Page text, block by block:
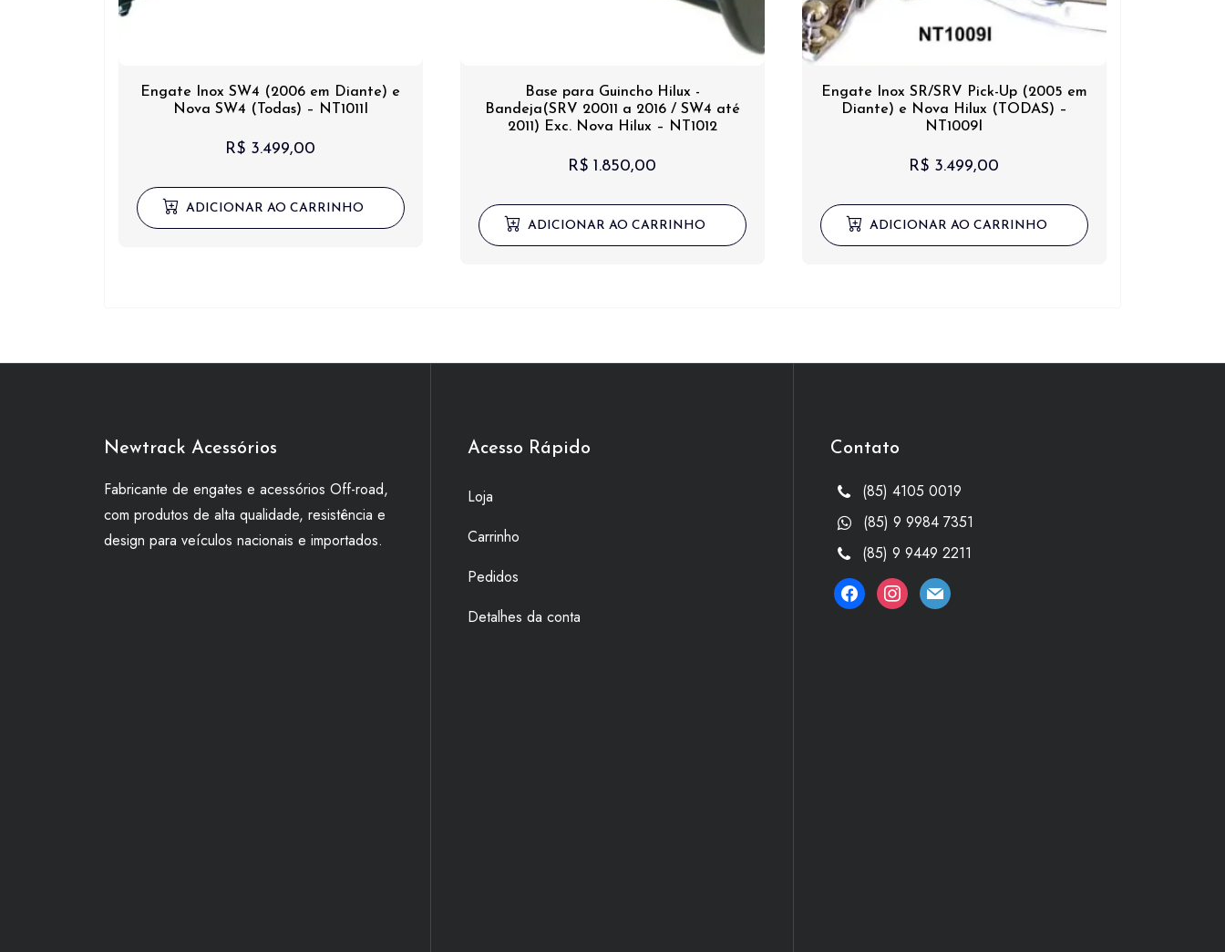
Engate Inox SW4 (2006 em Diante) e
Nova SW4 (Todas) – NT1011I
R$ 3.499,00
ADICIONAR AO CARRINHO
Base para Guincho Hilux -
Bandeja(SRV 20011 a 2016 / SW4 até
2011) Exc. Nova Hilux – NT1012
R$ 1.850,00
ADICIONAR AO CARRINHO
Engate Inox SR/SRV Pick-Up (2005 em
Diante) e Nova Hilux (TODAS) –
NT1009I
R$ 3.499,00
ADICIONAR AO CARRINHO
Newtrack Acessórios
Fabricante de engates e acessórios Off-road,
com produtos de alta qualidade, resistência e
design para veículos nacionais e importados.
Acesso Rápido
Loja
Carrinho
Pedidos
Detalhes da conta
Contato
(85) 4105 0019
(85) 9 9984 7351
(85) 9 9449 2211
facebookinstagram
mail